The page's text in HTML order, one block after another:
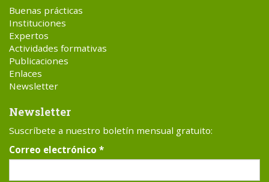
Buenas prácticas
Instituciones
Expertos
Actividades formativas
Publicaciones
Enlaces
Newsletter
Newsletter
Suscríbete a nuestro boletín mensual gratuito:
Correo electrónico *